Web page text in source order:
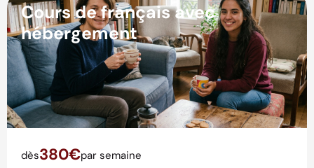
Cours de français avec
hébergement
dès380€par semaine